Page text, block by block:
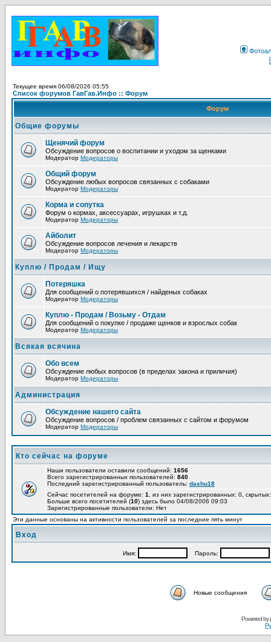
Текущее время 06/08/2026 05:55
Список форумов ГавГав.Инфо :: Форум
Форум
Общие форумы
Щенячий форум
Обсуждение вопросов о воспитании и уходом за щенками
Модератор Модераторы
Общий форум
Обсуждение любых вопросов связанных с собаками
Модератор Модераторы
Корма и сопутка
Форум о кормах, аксессуарах, игрушках и т.д.
Модератор Модераторы
Айболит
Обсуждение вопросов лечения и лекарств
Модератор Модераторы
Куплю / Продам / Ищу
Потеряшка
Для сообщений о потерявшихся / найденых собаках
Модератор Модераторы
Куплю - Продам / Возьму - Отдам
Для сообщений о покупке / продаже щенков и взрослых собак
Модератор Модераторы
Всякая всячина
Обо всем
Обсуждение любых вопросов (в пределах закона и приличия)
Модератор Модераторы
Администрация
Обсуждение нашего сайта
Обсуждение вопросов / проблем связанных с сайтом и форумом
Модератор Модераторы
Кто сейчас на форуме
Наши пользователи оставили сообщений: 1656
Всего зарегистрированных пользователей: 840
Последний зарегистрированный пользователь: dashu18
Сейчас посетителей на форуме: 1
, из них зарегистрированных: 0,
Больше всего посетителей (10) здесь было 04/08/2006 09:03
Зарегистрированные пользователи: Нет
Эти данные основаны на активности пользователей за последние пять минут
Вход
Имя: Пароль:
Новые сообщения
Powered by